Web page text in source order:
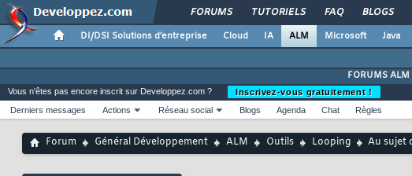
FORUMS TUTORIELS FAQ BLOGS
DI/DSI Solutions d'entreprise Cloud IA ALM Microsoft Java
FORUMS ALM
Vous n'êtes pas encore inscrit sur Developpez.com ?
Inscrivez-vous gratuitement !
Derniers messages
Actions Réseau social Blogs Agenda Chat Règles
Forum Général Développement ALM Outils Looping Au sujet